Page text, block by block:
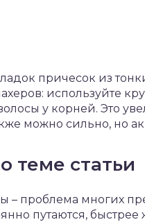
причесок из
используйте
у корней. Это
можно сильно, но
теме статьи
– проблема многих
путаются,